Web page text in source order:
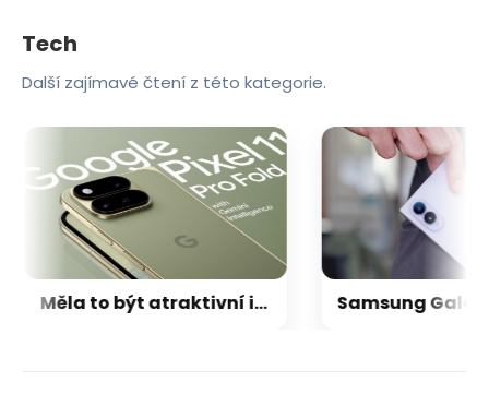
Tech
Další zajímavé čtení z této kategorie.
Měla to být atraktivní inovace, světelné rozhraní na Pixelu 11 nabídne jen velmi omezené funkce